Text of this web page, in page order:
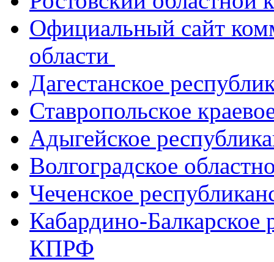
Официальный сайт
области
Дагестанское
Ставропольское
Адыгейское
Волгоградское
Чеченское
Кабардино-Балкарское
КПРФ